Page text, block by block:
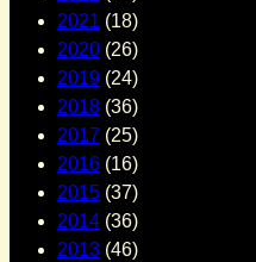
2021 (18)
2020 (26)
2019 (24)
2018 (36)
2017 (25)
2016 (16)
2015 (37)
2014 (36)
2013 (46)